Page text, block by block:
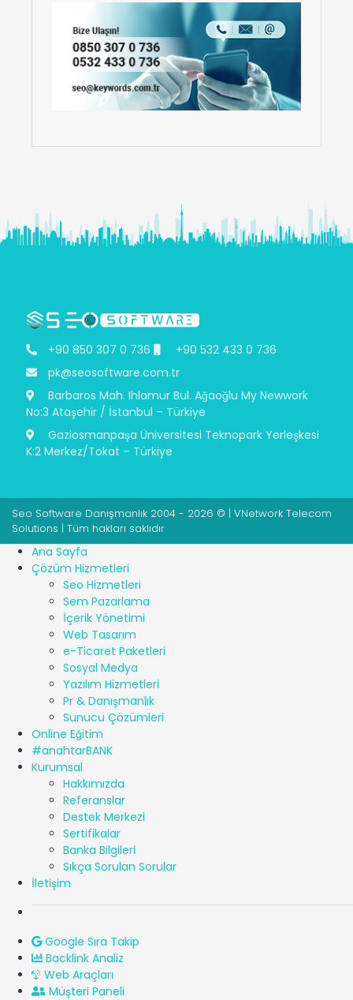
+90 850 307 0 736
+90 532 433 0 736
pk@seosoftware.com.tr
Barbaros Mah. Ihlamur Bul. Ağaoğlu My Newwork
No:3 Ataşehir / İstanbul – Türkiye
Gaziosmanpaşa Üniversitesi Teknopark Yerleşkesi
K:2 Merkez/Tokat – Türkiye
Seo Software Danışmanlık 2004 - 2026 © | VNetwork Telecom
Solutions | Tüm hakları saklıdır
Ana Sayfa
Çözüm Hizmetleri
Seo Hizmetleri
Sem Pazarlama
İçerik Yönetimi
Web Tasarım
e-Ticaret Paketleri
Sosyal Medya
Yazılım Hizmetleri
Pr & Danışmanlık
Sunucu Çözümleri
Online Eğitim
#anahtarBANK
Kurumsal
Hakkımızda
Referanslar
Destek Merkezi
Sertifikalar
Banka Bilgileri
Sıkça Sorulan Sorular
İletişim
Google Sıra Takip
Backlink Analiz
Web Araçları
Müşteri Paneli